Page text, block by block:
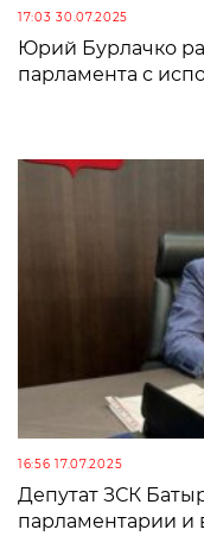
17:03 30.07.2025
Юрий Бурлачко
парламента с
16:56 17.07.2025
Депутат ЗСК
парламентарии и